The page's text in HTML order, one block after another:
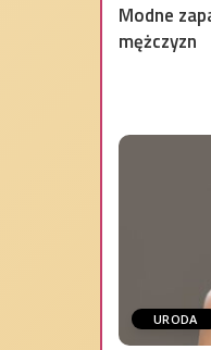
Modne
mężczyzn
URODA